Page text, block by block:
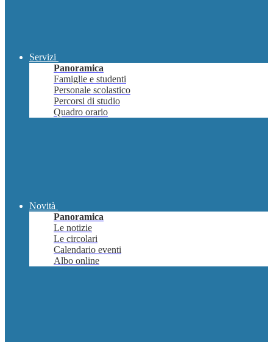
Servizi
Panoramica
Famiglie e studenti
Personale scolastico
Percorsi di studio
Quadro orario
Novità
Panoramica
Le notizie
Le circolari
Calendario eventi
Albo online